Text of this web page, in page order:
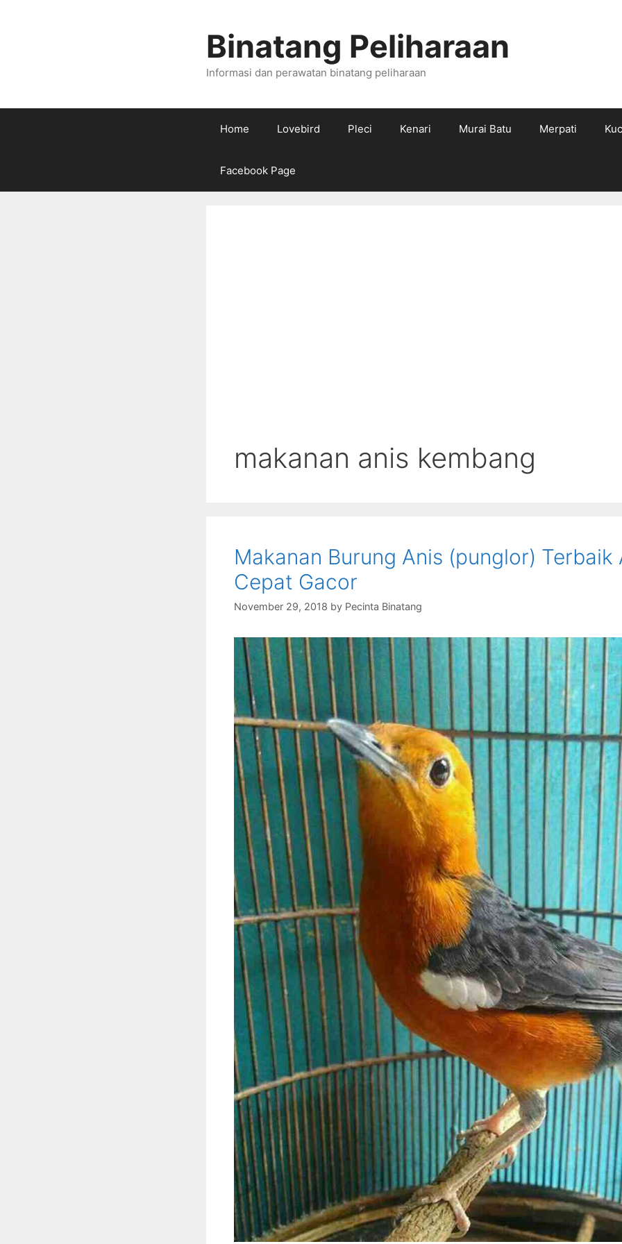
Binatang Peliharaan
Informasi dan perawatan binatang peliharaan
Home Lovebird Pleci Kenari Murai Batu Merpati
Facebook Page
makanan anis kembang
Makanan Burung Anis (punglor) Terbaik
Cepat Gacor
November 29, 2018 by Pecinta Binatang